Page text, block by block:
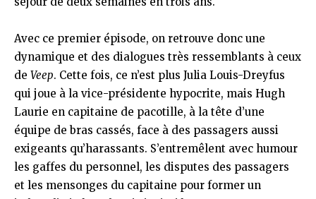
Avec ce premier épisode, on retrouve donc une
dynamique et des dialogues très ressemblants à ceux
de Veep. Cette fois, ce n’est plus Julia Louis-Dreyfus
qui joue à la vice-présidente hypocrite, mais Hugh
Laurie en capitaine de pacotille, à la tête d’une
équipe de bras cassés, face à des passagers aussi
exigeants qu’harassants. S’entremêlent avec humour
les gaffes du personnel, les disputes des passagers
et les mensonges du capitaine pour former un